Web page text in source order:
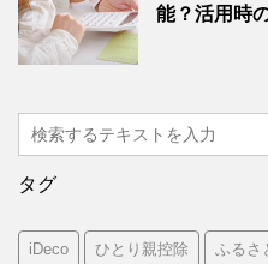
能？活用時
タグ
iDeco ひとり親控除 ふるさ